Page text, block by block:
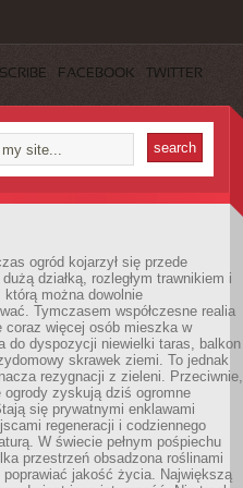
FACEBOOK TWITTER
ogród kojarzył się przede
działką, rozległym trawnikiem i
którą można dowolnie
Tymczasem współczesne realia
coraz więcej osób mieszka w
do dyspozycji niewielki taras, balkon
skrawek ziemi. To jednak
rezygnacji z zieleni. Przeciwnie,
ogrody zyskują dziś ogromne
się prywatnymi enklawami
regeneracji i codziennego
W świecie pełnym pośpiechu
przestrzeń obsadzona roślinami
poprawiać jakość życia. Największą